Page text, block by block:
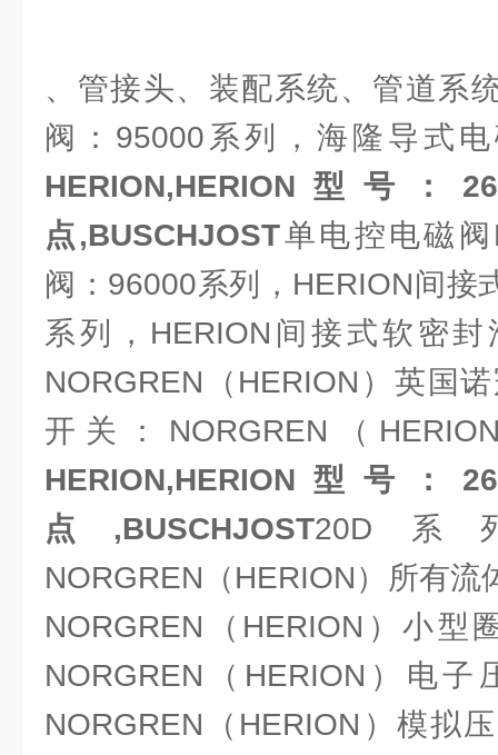
、管接头、装配系统、管道系
阀：95000系列，海隆导式
HERION,HERION型号：
点,BUSCHJOST单电控电磁
阀：96000系列，HERION间接
系列，HERION间接式软密
NORGREN（HERION）英国
开关：NORGREN（
HERION,HERION型号：
点,BUSCHJOST20D系
NORGREN（HERION）所有流
NORGREN（HERION）小型
NORGREN（HERION）电
NORGREN（HERION）模拟